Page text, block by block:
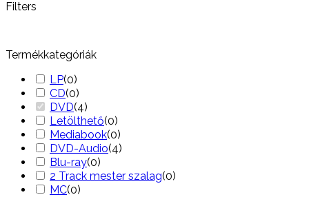
to
Filters
Termékkategóriák
LP(0)
CD(0)
DVD(4)
Letölthető(0)
Mediabook(0)
DVD-Audio(4)
Blu-ray(0)
2 Track mester szalag(0)
MC(0)